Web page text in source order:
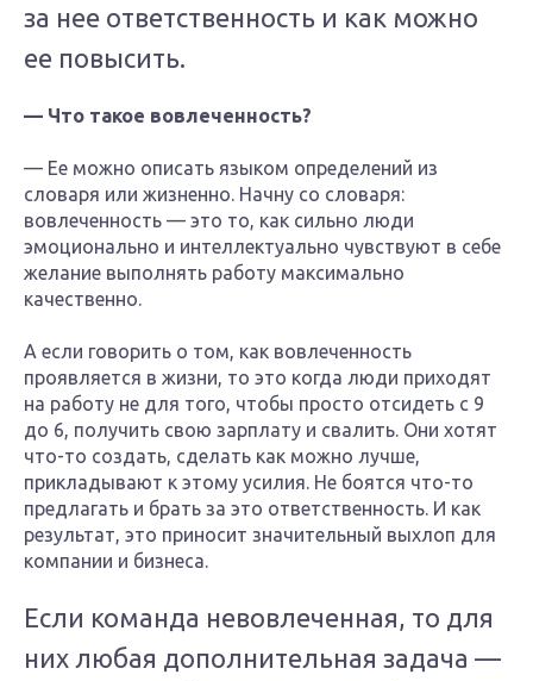
за нее ответственность и как можно
ее повысить.
— Что такое вовлеченность?
— Ее можно описать языком определений из
словаря или жизненно. Начну со словаря:
вовлеченность — это то, как сильно люди
эмоционально и интеллектуально чувствуют в себе
желание выполнять работу максимально
качественно.
А если говорить о том, как вовлеченность
проявляется в жизни, то это когда люди приходят
на работу не для того, чтобы просто отсидеть с 9
до 6, получить свою зарплату и свалить. Они хотят
что-то создать, сделать как можно лучше,
прикладывают к этому усилия. Не боятся что-то
предлагать и брать за это ответственность. И как
результат, это приносит значительный выхлоп для
компании и бизнеса.
Если команда невовлеченная, то для
них любая дополнительная задача —